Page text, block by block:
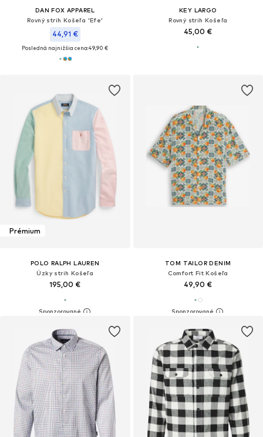
DAN FOX APPAREL
Rovný strih Košeľa 'Efe'
44,91 €
Posledná najnižšia cena:49,90 €
KEY LARGO
Rovný strih Košeľa
45,00 €
Prémium
POLO RALPH LAUREN
Úzky strih Košeľa
195,00 €
TOM TAILOR DENIM
Comfort Fit Košeľa
49,90 €